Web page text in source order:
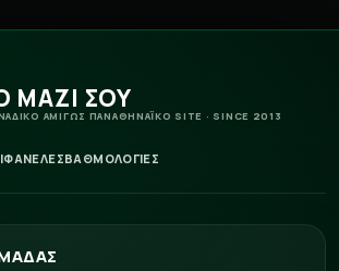
ΜΑΖΙ ΣΟΥ
ΑΜΙΓΩΣ ΠΑΝΑΘΗΝΑΪΚΟ SITE · SINCE 2013
ΦΑΝΕΛΕΣΒΑΘΜΟΛΟΓΙΕΣ